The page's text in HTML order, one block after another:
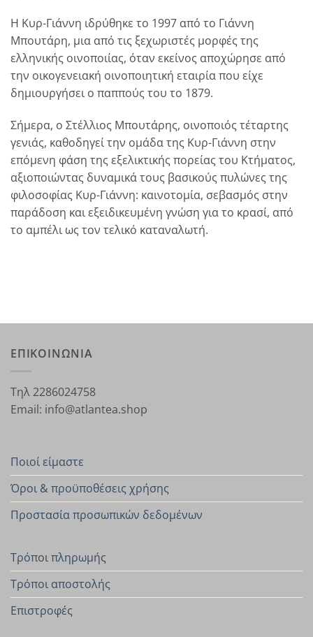
Η Κυρ-Γιάννη ιδρύθηκε το 1997 από το Γιάννη
Μπουτάρη, μια από τις ξεχωριστές μορφές της
ελληνικής οινοποιίας, όταν εκείνος αποχώρησε από
την οικογενειακή οινοποιητική εταιρία που είχε
δημιουργήσει ο παππούς του το 1879.
Σήμερα, ο Στέλλιος Μπουτάρης, οινοποιός τέταρτης
γενιάς, καθοδηγεί την ομάδα της Κυρ-Γιάννη στην
επόμενη φάση της εξελικτικής πορείας του Κτήματος,
αξιοποιώντας δυναμικά τους βασικούς πυλώνες της
φιλοσοφίας Κυρ-Γιάννη: καινοτομία, σεβασμός στην
παράδοση και εξειδικευμένη γνώση για το κρασί, από
το αμπέλι ως τον τελικό καταναλωτή.
ΕΠΙΚΟΙΝΩΝΙΑ
Τηλ 2286024758
Email: info@atlantea.shop
Ποιοί είμαστε
Όροι & προϋποθέσεις χρήσης
Προστασία προσωπικών δεδομένων
Τρόποι πληρωμής
Τρόποι αποστολής
Επιστροφές